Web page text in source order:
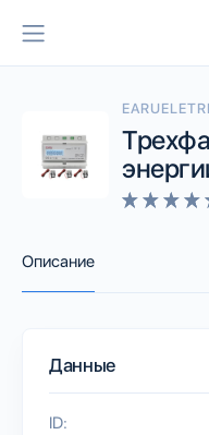
Описание
Данные
ID: